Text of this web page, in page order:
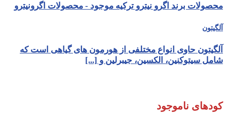
محصولات برند اگرو نیترو ترکیه موجود - محصولات اگرونیترو
آلگیتون
آلگیتون حاوی انواع مختلفی از هورمون های گیاهی است که
شامل سیتوکنین، الکسین، جیبرلین و [...]
کودهای ناموجود